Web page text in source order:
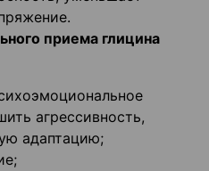
приема глицина
агрессивность,
адаптацию;